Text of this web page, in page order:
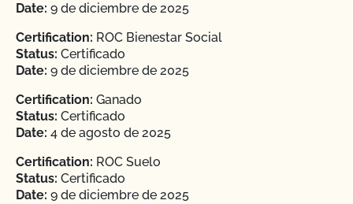
Date: 9 de diciembre de 2025
Certification: ROC Bienestar Social
Status: Certificado
Date: 9 de diciembre de 2025
Certification: Ganado
Status: Certificado
Date: 4 de agosto de 2025
Certification: ROC Suelo
Status: Certificado
Date: 9 de diciembre de 2025